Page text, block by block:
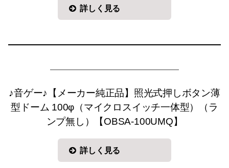
詳しく見る
♪音ゲー♪【メーカー純正品】照光式押しボタン薄
型ドーム 100φ（マイクロスイッチ一体型）（ラ
ンプ無し）【OBSA-100UMQ】
詳しく見る